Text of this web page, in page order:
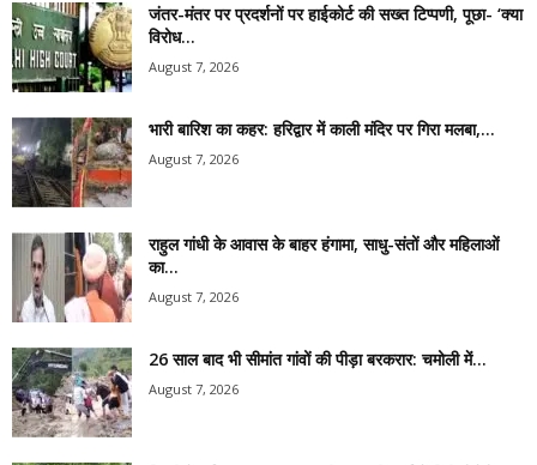
जंतर-मंतर पर प्रदर्शनों पर हाईकोर्ट की सख्त टिप्पणी, पूछा- ‘क्या
विरोध...
August 7, 2026
भारी बारिश का कहर: हरिद्वार में काली मंदिर पर गिरा मलबा,...
August 7, 2026
राहुल गांधी के आवास के बाहर हंगामा, साधु-संतों और महिलाओं
का...
August 7, 2026
26 साल बाद भी सीमांत गांवों की पीड़ा बरकरार: चमोली में...
August 7, 2026